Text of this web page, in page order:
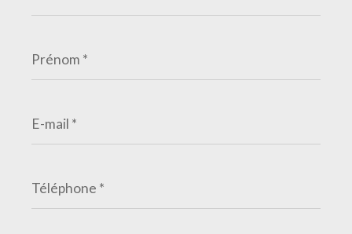
*
mail
*
*